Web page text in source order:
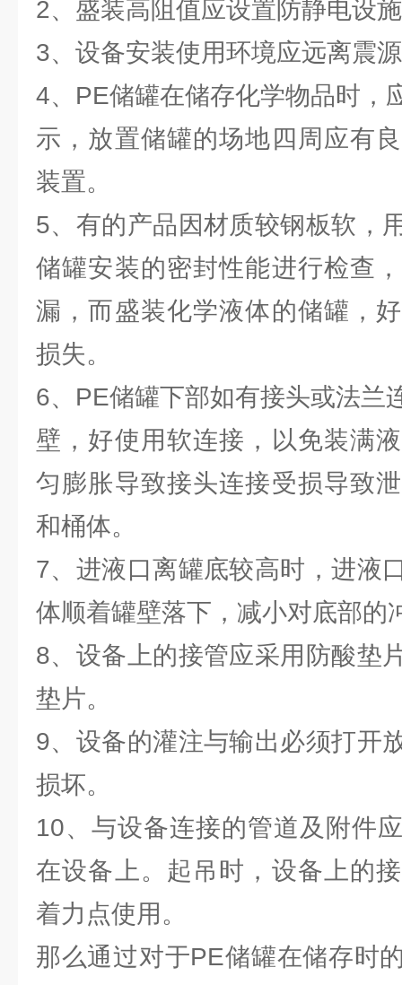
2、盛装高阻值应设置防静电设
3、设备安装使用环境应远离震
4、PE储罐在储存化学物品时，
示，放置储罐的场地四周应有
装置。
5、有的产品因材质较钢板软，
储罐安装的密封性能进行检查
漏，而盛装化学液体的储罐，
损失。
6、PE储罐下部如有接头或法兰
壁，好使用软连接，以免装满
匀膨胀导致接头连接受损导致
和桶体。
7、进液口离罐底较高时，进液
体顺着罐壁落下，减小对底部的
8、设备上的接管应采用防酸垫
垫片。
9、设备的灌注与输出必须打开
损坏。
10、与设备连接的管道及附件
在设备上。起吊时，设备上的
着力点使用。
那么通过对于PE储罐在储存时